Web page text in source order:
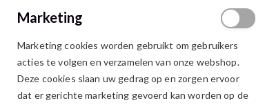
DAMESKLEDING
MAICAZZ PAX GILET GREY
Ga
naar
Ga
naar
Marketing
Marketing cookies worden gebruikt om gebruikers
acties te volgen en verzamelen van onze webshop.
Deze cookies slaan uw gedrag op en zorgen ervoor
dat er gerichte marketing gevoerd kan worden op de